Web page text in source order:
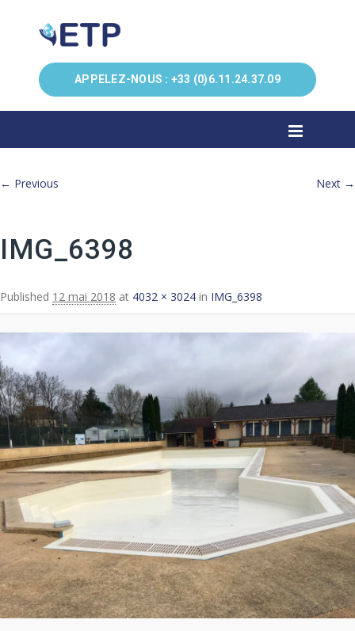
APPELEZ-NOUS : +33 (0)6.11.24.37.09
Image navigation
← Previous Next →
IMG_6398
Published 12 mai 2018 at 4032 × 3024 in IMG_6398